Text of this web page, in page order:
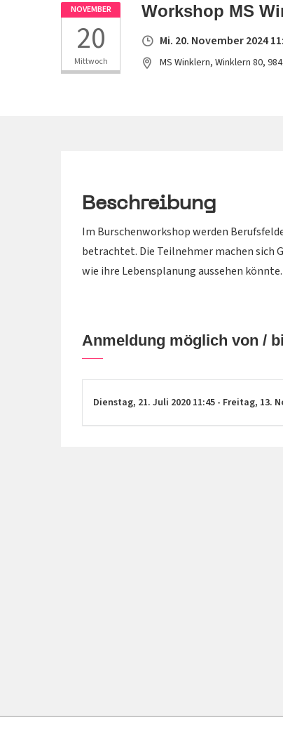
NOVEMBER
20
Mittwoch
Workshop MS
Mi. 20. November 2024
MS Winklern, Winklern 80,
Beschreibung
Im Burschenworkshop werden
betrachtet. Die Teilnehmer machen sich
wie ihre Lebensplanung aussehen könnte.
Anmeldung möglich von /
Dienstag, 21. Juli 2020 11:45 - Freitag, 13.